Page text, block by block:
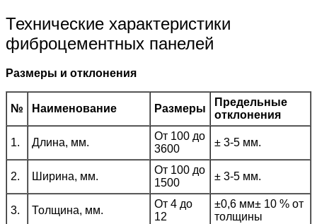
Технические характеристики
фиброцементных панелей
Размеры и отклонения
№ Наименование Размеры
Предельные
отклонения
1. Длина, мм.
От 100 до
3600
± 3-5 мм.
2. Ширина, мм.
От 100 до
1500
± 3-5 мм.
3. Толщина, мм.
От 4 до
12
±0,6 мм± 10 % от
толщины